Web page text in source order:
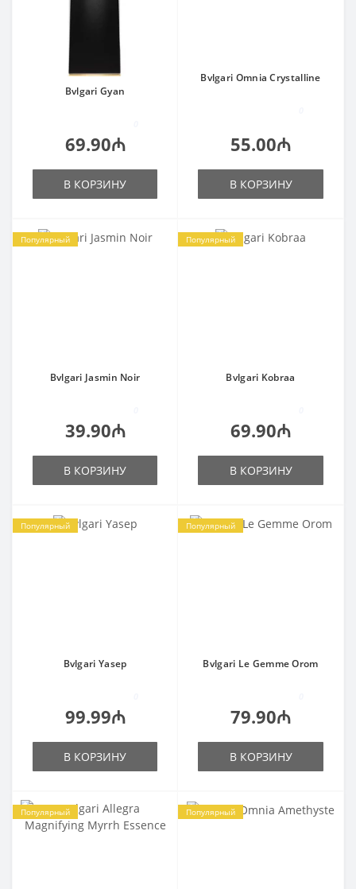
Bvlgari Gyan
69.90₼
В КОРЗИНУ
Bvlgari Omnia Crystalline
55.00₼
В КОРЗИНУ
Популярный
Bvlgari Jasmin Noir
39.90₼
В КОРЗИНУ
Популярный
Bvlgari Kobraa
69.90₼
В КОРЗИНУ
Популярный
Bvlgari Yasep
99.99₼
В КОРЗИНУ
Популярный
Bvlgari Le Gemme Orom
79.90₼
В КОРЗИНУ
Популярный Популярный